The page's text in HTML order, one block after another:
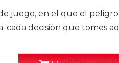
juego, en el que el peligro
cada decisión que tomes